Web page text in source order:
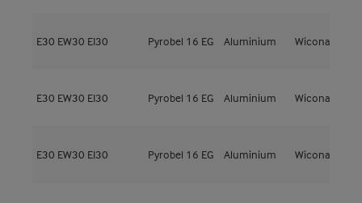
E30 EW30 EI30 Pyrobel 16 EG Aluminium Wicona
E30 EW30 EI30 Pyrobel 16 EG Aluminium Wicona
E30 EW30 EI30 Pyrobel 16 EG Aluminium Wicona